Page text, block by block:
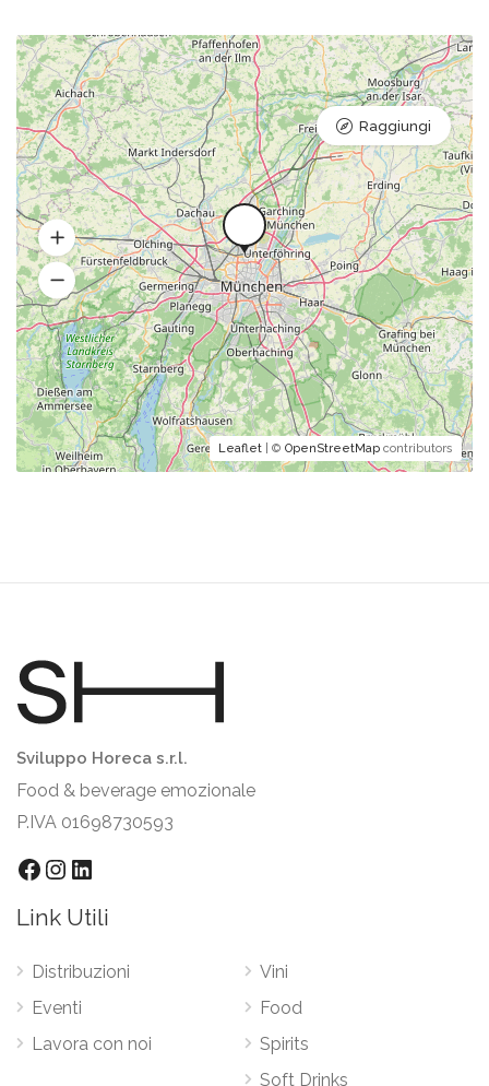
Leaflet | © OpenStreetMap contributors
Raggiungi
Sviluppo Horeca s.r.l.
Food & beverage emozionale
P.IVA 01698730593
Facebook
Instagram
LinkedIn
Link Utili
Distribuzioni
Eventi
Lavora con noi
Vini
Food
Spirits
Soft Drinks